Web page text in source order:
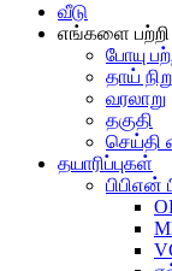
வீடு
எங்களை பற்றி
போயு
தாய்
வரலாறு
தகுதி
செய்தி
தயாரிப்புகள்
பிபிஎன்